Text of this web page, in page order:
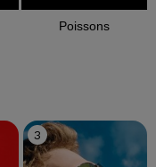
Poissons
3